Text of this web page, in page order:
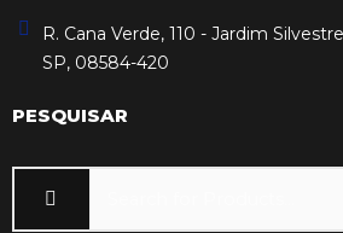
R. Cana Verde, 110 - Jardim
SP, 08584-420
PESQUISAR